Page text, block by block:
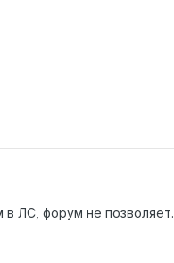
в ЛС, форум не позволяет.